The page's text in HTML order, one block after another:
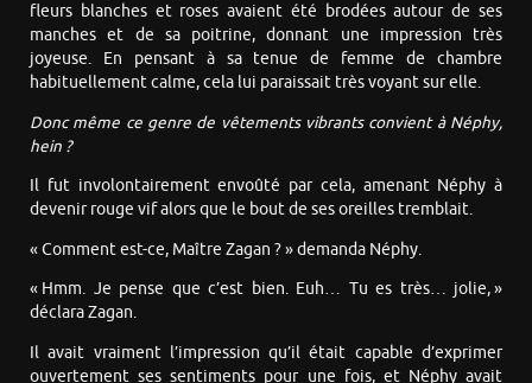
fleurs blanches et roses avaient été brodées autour de ses
manches et de sa poitrine, donnant une impression très
joyeuse. En pensant à sa tenue de femme de chambre
habituellement calme, cela lui paraissait très voyant sur elle.
Donc même ce genre de vêtements vibrants convient à Néphy,
hein ?
Il fut involontairement envoûté par cela, amenant Néphy à
devenir rouge vif alors que le bout de ses oreilles tremblait.
« Comment est-ce, Maître Zagan ? » demanda Néphy.
« Hmm. Je pense que c’est bien. Euh… Tu es très… jolie, »
déclara Zagan.
Il avait vraiment l’impression qu’il était capable d’exprimer
ouvertement ses sentiments pour une fois, et Néphy avait